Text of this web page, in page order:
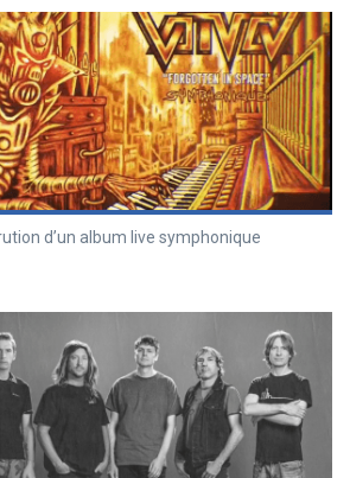
d’un album live symphonique